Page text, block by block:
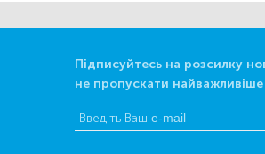
Підписуйтесь на розсилку
не пропускати найважливіше